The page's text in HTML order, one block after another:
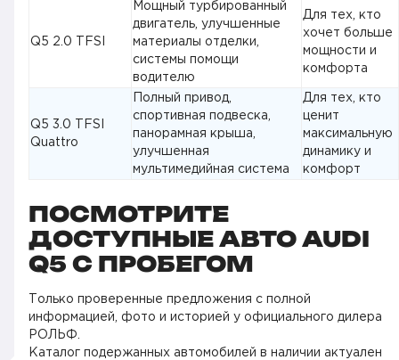
Q5 2.0 TFSI
Мощный турбированный
двигатель, улучшенные
материалы отделки,
системы помощи
водителю
Для тех, кто
хочет больше
мощности и
комфорта
Q5 3.0 TFSI
Quattro
Полный привод,
спортивная подвеска,
панорамная крыша,
улучшенная
мультимедийная система
Для тех, кто
ценит
максимальную
динамику и
комфорт
ПОСМОТРИТЕ
ДОСТУПНЫЕ АВТО AUDI
Q5 С ПРОБЕГОМ
Только проверенные предложения с полной
информацией, фото и историей у официального дилера
РОЛЬФ.
Каталог подержанных автомобилей в наличии актуален